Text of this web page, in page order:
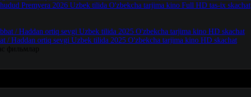
Premyera 2026 Uzbek tilida O'zbekcha tarjima kino Full HD tas-ix skachat
/ Haddan ortiq sevgi Uzbek tilida 2025 O'zbekcha tarjima kino HD skachat